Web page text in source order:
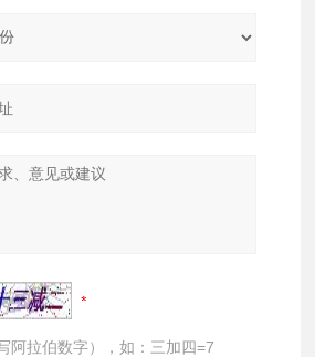
阿拉伯数字），如：三加四=7